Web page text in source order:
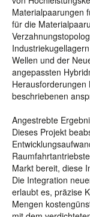
Materialpaarungen
für die
Wellen und der
angepassten
Herausforderungen
beschriebenen
Angestrebte
Dieses Projekt
Markt bereit, diese
Die Integration
erlaubt es, präzise
Mengen